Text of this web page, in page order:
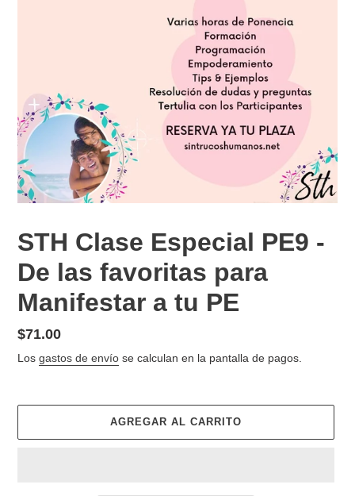
STH Clase Especial PE9 -
De las favoritas para
Manifestar a tu PE
Precio
habitual
$71.00
Los gastos de envío se calculan en la pantalla de pagos.
AGREGAR AL CARRITO